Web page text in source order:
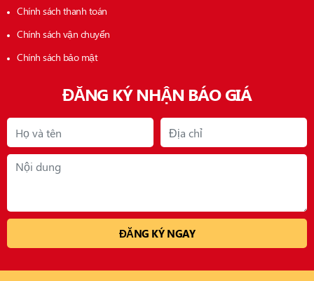
Chính sách thanh toán
Chính sách vận chuyển
Chính sách bảo mật
ĐĂNG KÝ NHẬN BÁO GIÁ